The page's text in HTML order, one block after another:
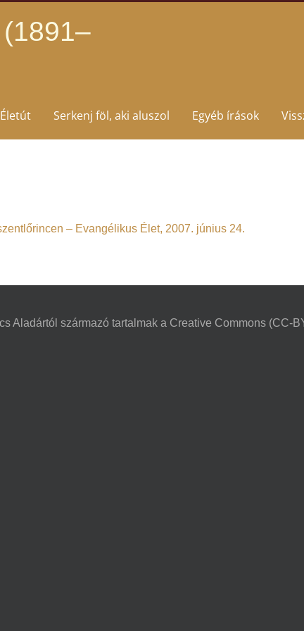
Életút Serkenj föl, aki aluszol Egyéb írások
– Evangélikus Élet, 2007. június 24.
Aladártól származó tartalmak a Creative Commons (CC-